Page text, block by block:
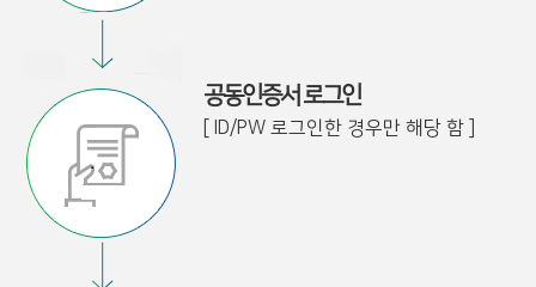
공동인증서 로그인
[ ID/PW 로그인한 경우만 해당 함 ]